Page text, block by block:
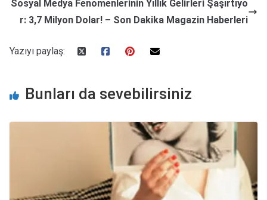
Sosyal Medya Fenomenlerinin Yıllık Gelirleri Şaşırtıyo
r: 3,7 Milyon Dolar! – Son Dakika Magazin Haberleri
Yazıyı paylaş:
Bunları da sevebilirsiniz